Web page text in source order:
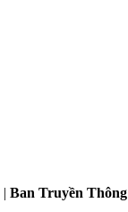
| Ban Truyền Thông